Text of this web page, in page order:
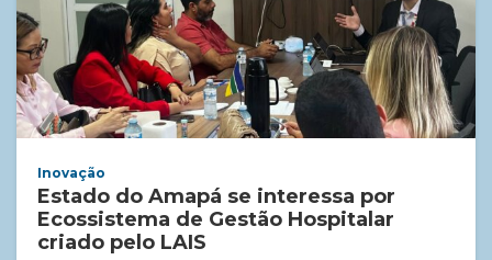
Inovação
Estado do Amapá se interessa por
Ecossistema de Gestão Hospitalar
criado pelo LAIS